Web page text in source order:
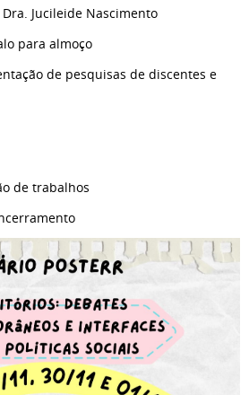
Jucileide Nascimento
para almoço
de pesquisas de discentes e
de trabalhos